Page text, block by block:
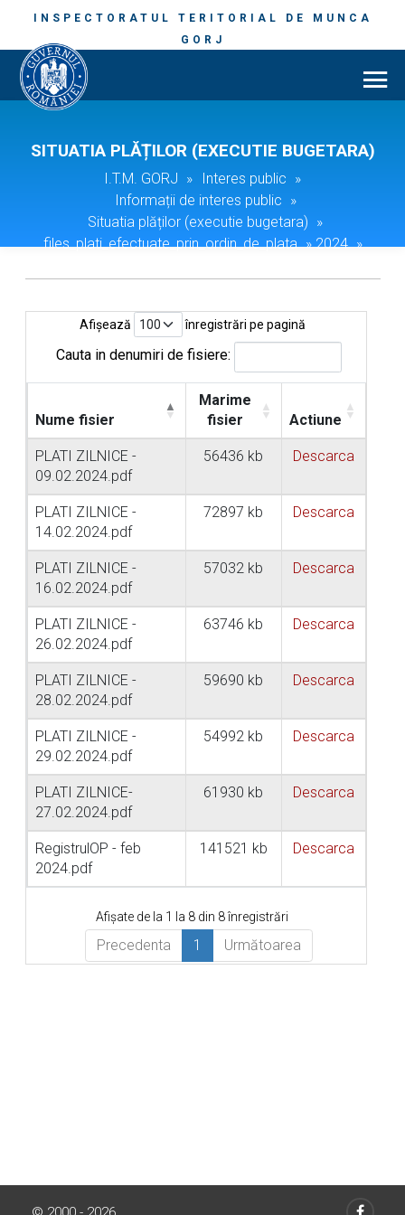
INSPECTORATUL TERITORIAL DE MUNCA
GORJ
SITUATIA PLĂȚILOR (EXECUTIE BUGETARA)
I.T.M. GORJ » Interes public »
Informații de interes public »
Situatia plăților (executie bugetara) »
files_plati_efectuate_prin_ordin_de_plata » 2024 »
Afișează înregistrări pe pagină
Cauta in denumiri de fisiere:
Nume fisier
Marime
fisier
Actiune
PLATI ZILNICE -
09.02.2024.pdf
56436 kb Descarca
PLATI ZILNICE -
14.02.2024.pdf
72897 kb Descarca
PLATI ZILNICE -
16.02.2024.pdf
57032 kb Descarca
PLATI ZILNICE -
26.02.2024.pdf
63746 kb Descarca
PLATI ZILNICE -
28.02.2024.pdf
59690 kb Descarca
PLATI ZILNICE -
29.02.2024.pdf
54992 kb Descarca
PLATI ZILNICE-
27.02.2024.pdf
61930 kb Descarca
RegistrulOP - feb
2024.pdf
141521 kb Descarca
Afișate de la 1 la 8 din 8 înregistrări
Precedenta 1 Următoarea